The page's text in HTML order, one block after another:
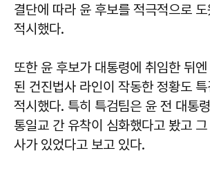
결단에 따라 윤 후보를 적극적으로 도
적시했다.
또한 윤 후보가 대통령에 취임한 뒤
된 건진법사 라인이 작동한 정황도 특
적시했다. 특히 특검팀은 윤 전 대통
통일교 간 유착이 심화했다고 봤고
사가 있었다고 보고 있다.